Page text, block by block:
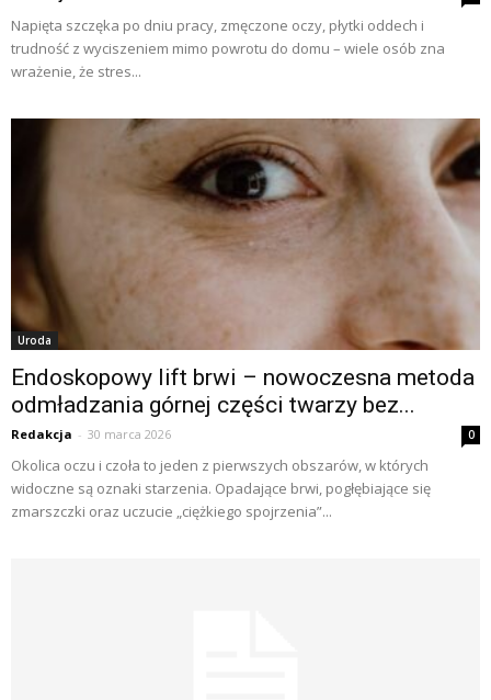
Napięta szczęka po dniu pracy, zmęczone oczy, płytki oddech i
trudność z wyciszeniem mimo powrotu do domu – wiele osób zna
wrażenie, że stres...
Uroda
Endoskopowy lift brwi – nowoczesna metoda
odmładzania górnej części twarzy bez...
Redakcja - 30 marca 2026 0
Okolica oczu i czoła to jeden z pierwszych obszarów, w których
widoczne są oznaki starzenia. Opadające brwi, pogłębiające się
zmarszczki oraz uczucie „ciężkiego spojrzenia”...